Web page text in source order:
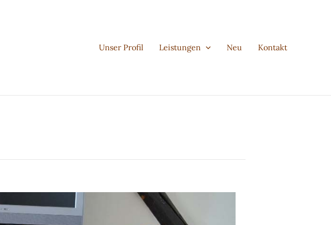
Unser Profil
Leistungen Neu Kontakt